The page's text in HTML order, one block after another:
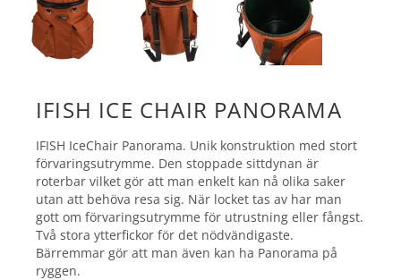
IFISH ICE CHAIR PANORAMA
IFISH IceChair Panorama. Unik konstruktion med stort
förvaringsutrymme. Den stoppade sittdynan är
roterbar vilket gör att man enkelt kan nå olika saker
utan att behöva resa sig. När locket tas av har man
gott om förvaringsutrymme för utrustning eller fångst.
Två stora ytterfickor för det nödvändigaste.
Bärremmar gör att man även kan ha Panorama på
ryggen.